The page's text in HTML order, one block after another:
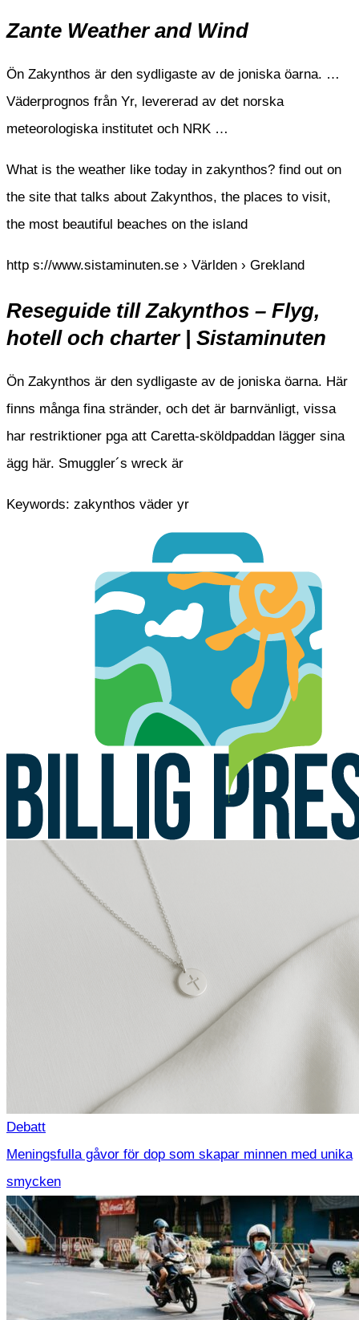
Zante Weather and Wind
Ön Zakynthos är den sydligaste av de joniska öarna. …
Väderprognos från Yr, levererad av det norska
meteorologiska institutet och NRK …
What is the weather like today in zakynthos? find out on
the site that talks about Zakynthos, the places to visit,
the most beautiful beaches on the island
http s://www.sistaminuten.se › Världen › Grekland
Reseguide till Zakynthos – Flyg,
hotell och charter | Sistaminuten
Ön Zakynthos är den sydligaste av de joniska öarna. Här
finns många fina stränder, och det är barnvänligt, vissa
har restriktioner pga att Caretta-sköldpaddan lägger sina
ägg här. Smuggler´s wreck är
Keywords: zakynthos väder yr
Debatt
Meningsfulla gåvor för dop som skapar minnen med unika
smycken